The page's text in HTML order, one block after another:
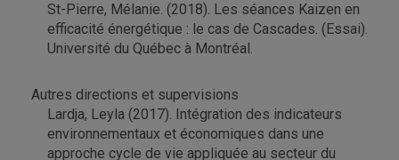
St-Pierre, Mélanie. (2018). Les séances Kaizen en
efficacité énergétique : le cas de Cascades. (Essai).
Université du Québec à Montréal.
Autres directions et supervisions
Lardja, Leyla (2017). Intégration des indicateurs
environnementaux et économiques dans une
approche cycle de vie appliquée au secteur du